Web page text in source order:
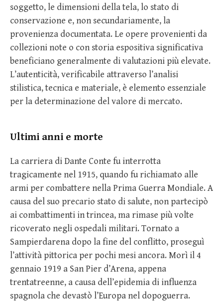
soggetto, le dimensioni della tela, lo stato di
conservazione e, non secundariamente, la
provenienza documentata. Le opere provenienti da
collezioni note o con storia espositiva significativa
beneficiano generalmente di valutazioni più elevate.
L’autenticità, verificabile attraverso l’analisi
stilistica, tecnica e materiale, è elemento essenziale
per la determinazione del valore di mercato.
Ultimi anni e morte
La carriera di Dante Conte fu interrotta
tragicamente nel 1915, quando fu richiamato alle
armi per combattere nella Prima Guerra Mondiale. A
causa del suo precario stato di salute, non partecipò
ai combattimenti in trincea, ma rimase più volte
ricoverato negli ospedali militari. Tornato a
Sampierdarena dopo la fine del conflitto, proseguì
l’attività pittorica per pochi mesi ancora. Morì il 4
gennaio 1919 a San Pier d’Arena, appena
trentatreenne, a causa dell’epidemia di influenza
spagnola che devastò l’Europa nel dopoguerra.